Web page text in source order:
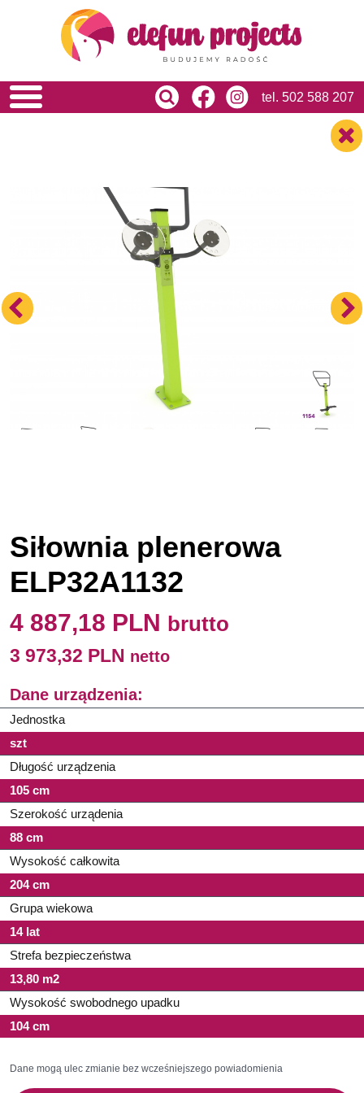
tel. 502 588 207
HOME
O NAS
USŁUGI
REALIZACJE
Siłownia plenerowa
ELP32A1132
4 887,18 PLN brutto
3 973,32 PLN netto
Dane urządzenia:
Jednostka
szt
Długość urządzenia
105 cm
Szerokość urządenia
88 cm
Wysokość całkowita
204 cm
Grupa wiekowa
14 lat
Strefa bezpieczeństwa
13,80 m2
Wysokość swobodnego upadku
104 cm
Dane mogą ulec zmianie bez wcześniejszego powiadomienia